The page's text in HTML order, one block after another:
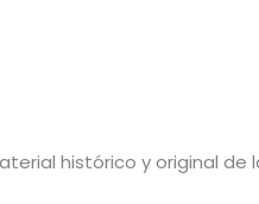
histórico y original de